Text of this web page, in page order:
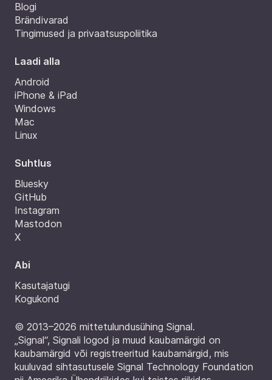
Blogi
Brändivarad
Tingimused ja privaatsuspoliitika
Laadi alla
Android
iPhone & iPad
Windows
Mac
Linux
Suhtlus
Bluesky
GitHub
Instagram
Mastodon
X
Abi
Kasutajatugi
Kogukond
© 2013–2026 mittetulundusühing Signal.
„Signal“, Signali logod ja muud kaubamärgid on
kaubamärgid või registreeritud kaubamärgid, mis
kuuluvad sihtasutusele Signal Technology Foundation